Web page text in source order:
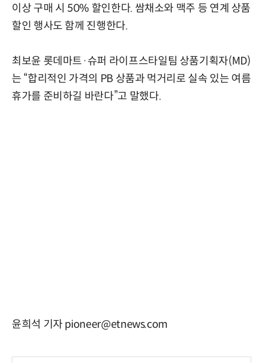
이상 구매 시 50% 할인한다. 쌈채소와 맥주 등 연계 상품
할인 행사도 함께 진행한다.
최보윤 롯데마트·슈퍼 라이프스타일팀 상품기획자(MD)
는 “합리적인 가격의 PB 상품과 먹거리로 실속 있는 여름
휴가를 준비하길 바란다”고 말했다.
윤희석 기자 pioneer@etnews.com